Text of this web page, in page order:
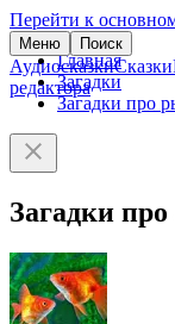
Перейти к
Меню Поиск
АудиосказкиСказки
редактора
Главная
Загадки
Загадки про
Загадки